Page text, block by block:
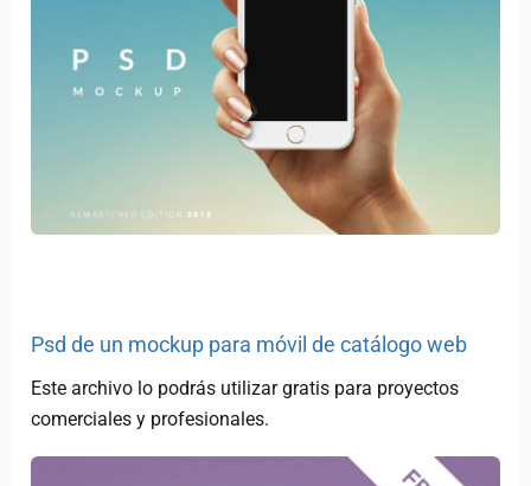
Psd de un mockup para móvil de catálogo web
Este archivo lo podrás utilizar gratis para proyectos
comerciales y profesionales.